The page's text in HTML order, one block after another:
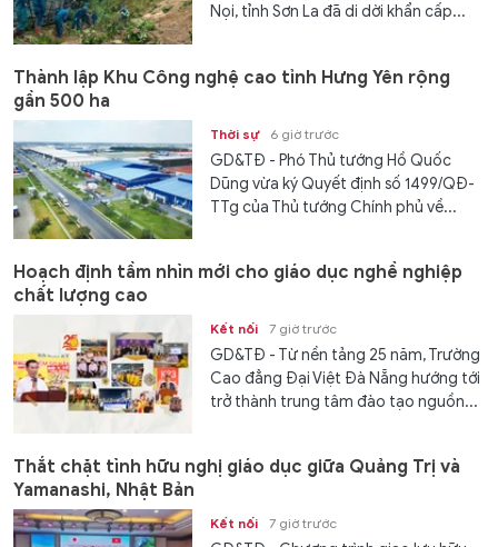
Nọi, tỉnh Sơn La đã di dời khẩn cấp...
Thành lập Khu Công nghệ cao tỉnh Hưng Yên rộng
gần 500 ha
Thời sự 6 giờ trước
GD&TĐ - Phó Thủ tướng Hồ Quốc
Dũng vừa ký Quyết định số 1499/QĐ-
TTg của Thủ tướng Chính phủ về...
Hoạch định tầm nhìn mới cho giáo dục nghề nghiệp
chất lượng cao
Kết nối 7 giờ trước
GD&TĐ - Từ nền tảng 25 năm, Trường
Cao đẳng Đại Việt Đà Nẵng hướng tới
trở thành trung tâm đào tạo nguồn...
Thắt chặt tình hữu nghị giáo dục giữa Quảng Trị và
Yamanashi, Nhật Bản
Kết nối 7 giờ trước